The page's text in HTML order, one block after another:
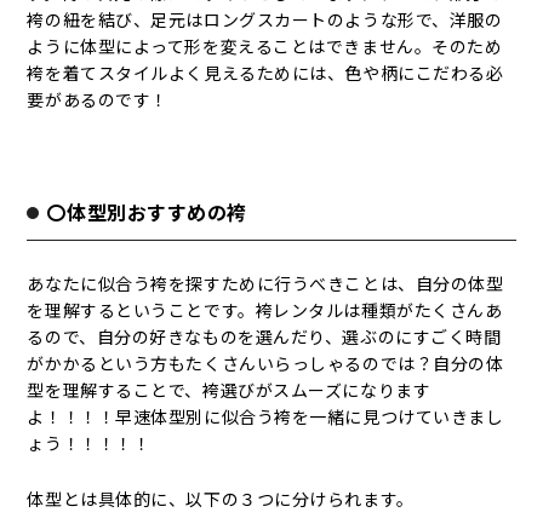
袴の紐を結び、足元はロングスカートのような形で、洋服の
ように体型によって形を変えることはできません。そのため
袴を着てスタイルよく見えるためには、色や柄にこだわる必
要があるのです！
〇体型別おすすめの袴
あなたに似合う袴を探すために行うべきことは、自分の体型
を理解するということです。袴レンタルは種類がたくさんあ
るので、自分の好きなものを選んだり、選ぶのにすごく時間
がかかるという方もたくさんいらっしゃるのでは？自分の体
型を理解することで、袴選びがスムーズになります
よ！！！！早速体型別に似合う袴を一緒に見つけていきまし
ょう！！！！！
体型とは具体的に、以下の３つに分けられます。